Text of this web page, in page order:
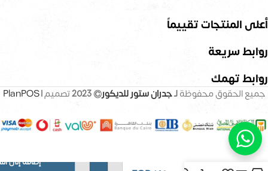
أعلى المنتجات تقييماً
روابط سريعة
روابط تهمك
جميع الحقوق محفوظةلـجدران ستور للديكور© 2023 تصميم |PlanPOS
إضافة إلى